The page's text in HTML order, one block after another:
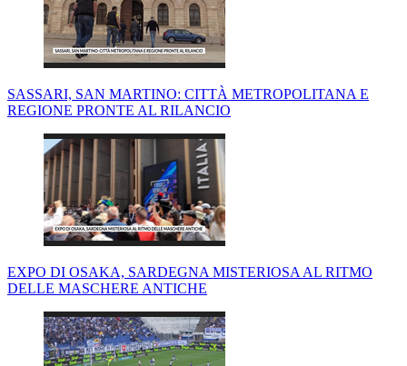
SASSARI, SAN MARTINO: CITTÀ METROPOLITANA E
REGIONE PRONTE AL RILANCIO
EXPO DI OSAKA, SARDEGNA MISTERIOSA AL RITMO
DELLE MASCHERE ANTICHE